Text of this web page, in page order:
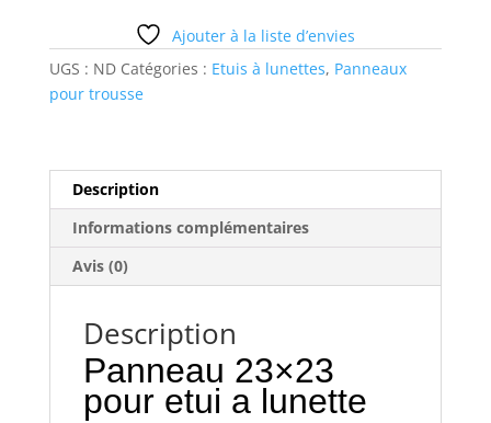
Ajouter à la liste d’envies
UGS : ND Catégories : Etuis à lunettes, Panneaux
pour trousse
Description
Informations complémentaires
Avis (0)
Description
Panneau 23×23
pour etui a lunette